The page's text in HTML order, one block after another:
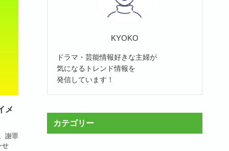
メ
謝罪
せ
KYOKO
ドラマ・芸能情報好きな主婦が
気になるトレンド情報を
発信しています！
カテゴリー